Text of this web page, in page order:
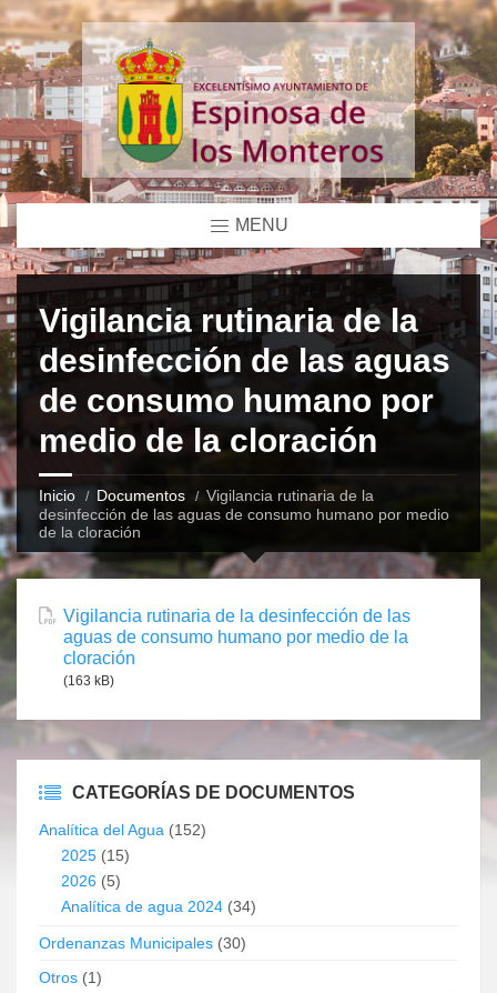
MENU
Vigilancia rutinaria de la
desinfección de las aguas
de consumo humano por
medio de la cloración
Inicio Documentos
Vigilancia rutinaria de la
desinfección de las aguas de consumo humano por medio
de la cloración
Vigilancia rutinaria de la desinfección de las
aguas de consumo humano por medio de la
cloración
(163 kB)
CATEGORÍAS DE DOCUMENTOS
Analítica del Agua (152)
2025 (15)
2026 (5)
Analítica de agua 2024 (34)
Ordenanzas Municipales (30)
Otros (1)